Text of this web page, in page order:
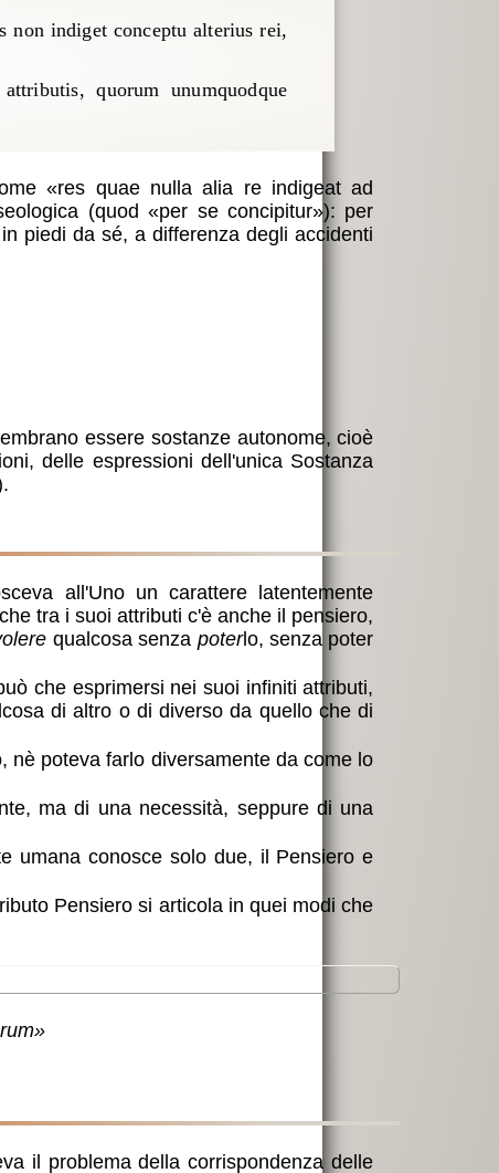
non indiget conceptu alterius rei,
quorum unumquodque
res quae nulla alia re indigeat ad
(quod per se concipitur ): per
piedi da sé, a differenza degli accidenti
essere sostanze autonome, cioè
delle espressioni dell'unica Sostanza
all'Uno un carattere latentemente
tra i suoi attributi c'è anche il pensiero,
qualcosa senza poterlo, senza poter
che esprimersi nei suoi infiniti attributi,
di altro o di diverso da quello che di
nè poteva farlo diversamente da come lo
ma di una necessità, seppure di una
umana conosce solo due, il Pensiero e
Pensiero si articola in quei modi che
il problema della corrispondenza delle